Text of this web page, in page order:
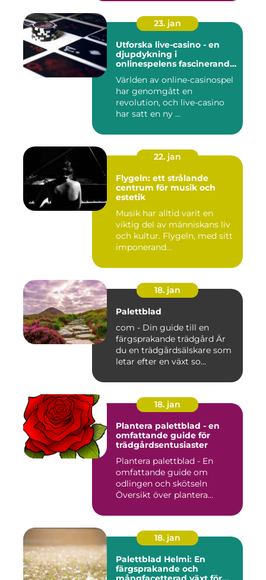
23. jan
Utforska live-casino - en
djupdykning i
onlinespelens fascinerande
Världen av online-casinospel
har genomgått en
revolution, och live-casino
har satt en ny ...
22. jan
Flygeln: ett strålande
centrum för musik och
estetik
Musik har alltid varit en
viktig del av människans liv
och kultur. Flygeln, med sitt
imponerand...
18. jan
Palettblad
com - Din guide till en
färgsprakande trädgård Är
du en trädgårdsälskare som
letar efter en växt so...
18. jan
Plantera palettblad - en
omfattande guide för
trädgårdsentusiaster
Plantera palettblad - En
omfattande guide om
odlingen och skötseln
Översikt över plantera
18. jan
Palettblad Helmi: En
färgsprakande och